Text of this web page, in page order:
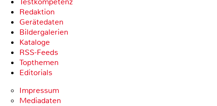
Redaktion
Gerätedaten
Bildergalerien
Kataloge
RSS-Feeds
Topthemen
Editorials
Impressum
Mediadaten